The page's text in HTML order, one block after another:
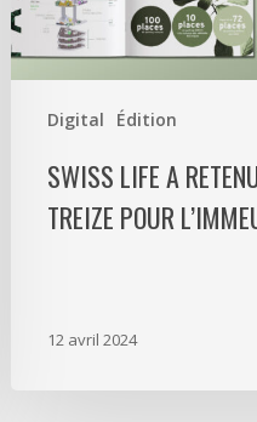
Digital Édition
pour
l’immeuble
Palat1n
SWISS LIFE A
TREIZE POUR
12 avril 2024